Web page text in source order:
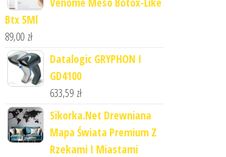
Btx 5Ml
89,00 zł
Datalogic GRYPHON I
GD4100
633,59 zł
Sikorka.Net Drewniana
Mapa Świata Premium Z
Rzekami I Miastami